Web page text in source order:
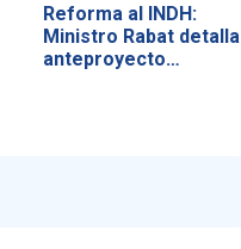
Reforma al INDH:
Ministro Rabat detalla
anteproyecto…